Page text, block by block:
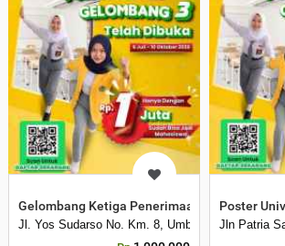
Gelombang Ketiga Penerimaan Mahasiswa
Jl. Yos Sudarso No. Km. 8, Umban Sari, Rumbai,
Poster
Jln Patria